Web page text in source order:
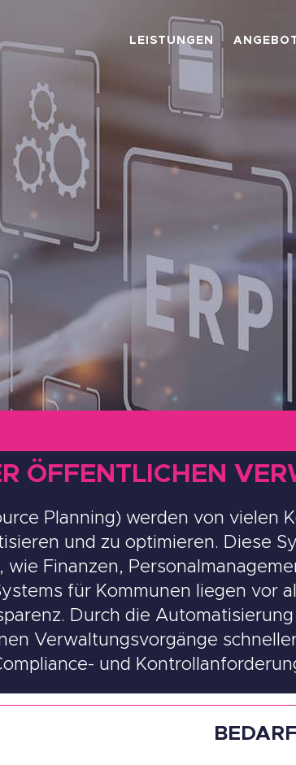
LEISTUNGEN
ÖFFENTLICHEN
Planning) werden von vielen
und zu optimieren. Diese
Finanzen,
für Kommunen liegen vor
Durch die
Verwaltungsvorgänge
und